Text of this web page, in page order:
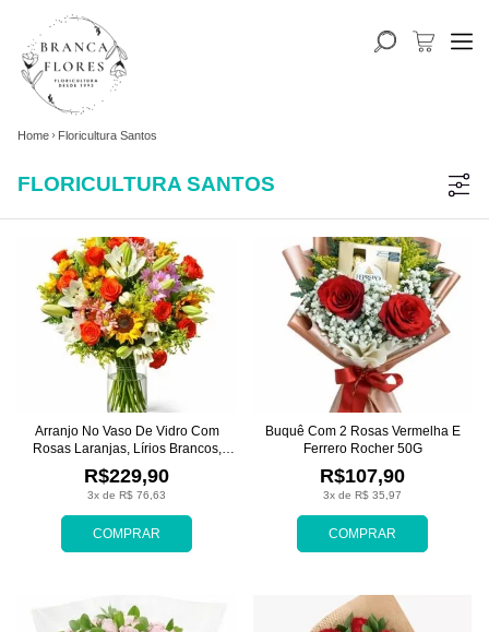
Home Floricultura Santos
FLORICULTURA SANTOS
COMPRAR
3x de R$ 76,63
R$229,90
Arranjo No Vaso De Vidro Com
Rosas Laranjas, Lírios Brancos,
Girassóis E Margaridas
COMPRAR
3x de R$ 35,97
R$107,90
Buquê Com 2 Rosas Vermelha E
Ferrero Rocher 50G